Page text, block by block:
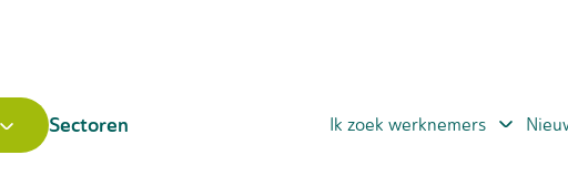
Sectoren Ik zoek werknemers